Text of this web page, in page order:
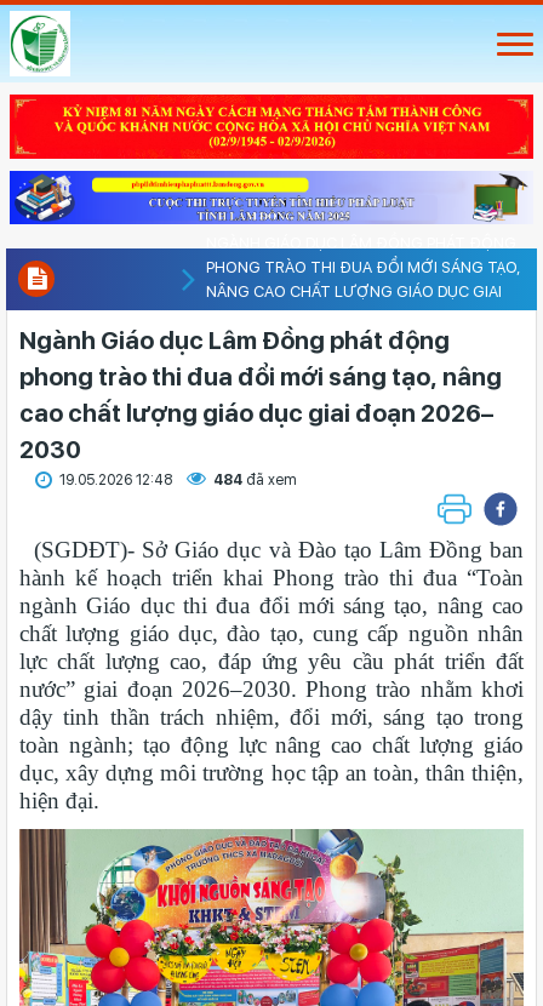
PHONG TRÀO THI ĐUA ĐỔI MỚI SÁNG TẠO,
NÂNG CAO CHẤT LƯỢNG GIÁO DỤC GIAI
ĐOẠN 2026–2030
Ngành Giáo dục Lâm Đồng phát động
phong trào thi đua đổi mới sáng tạo, nâng
cao chất lượng giáo dục giai đoạn 2026–
2030
19.05.2026 12:48 484 đã xem
(SGDĐT)- Sở Giáo dục và Đào tạo Lâm Đồng ban
hành kế hoạch triển khai Phong trào thi đua “Toàn
ngành Giáo dục thi đua đổi mới sáng tạo, nâng cao
chất lượng giáo dục, đào tạo, cung cấp nguồn nhân
lực chất lượng cao, đáp ứng yêu cầu phát triển đất
nước” giai đoạn 2026–2030. Phong trào nhằm khơi
dậy tinh thần trách nhiệm, đổi mới, sáng tạo trong
toàn ngành; tạo động lực nâng cao chất lượng giáo
dục, xây dựng môi trường học tập an toàn, thân thiện,
hiện đại.